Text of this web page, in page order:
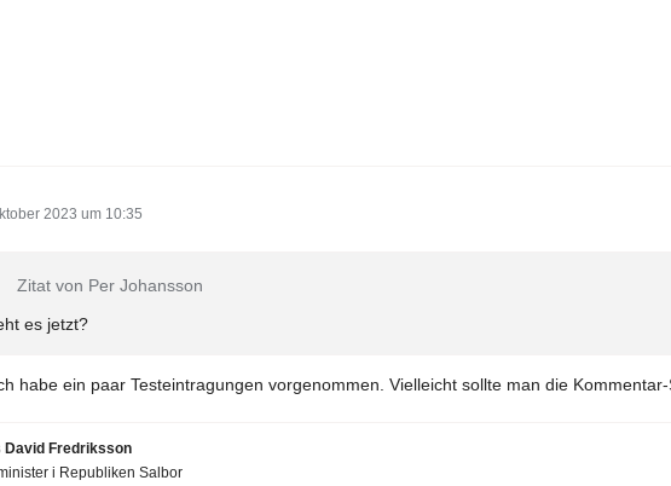
2023 um 10:35
Zitat von Per Johansson
es jetzt?
habe ein paar Testeintragungen vorgenommen. Vielleicht sollte man die
David Fredriksson
i Republiken Salbor